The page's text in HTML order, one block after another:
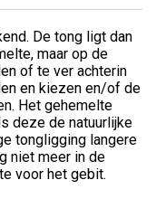
De tong ligt dan
maar op de
of te ver achterin
en kiezen en/of de
Het gehemelte
deze de natuurlijke
tongligging langere
niet meer in de
voor het gebit.